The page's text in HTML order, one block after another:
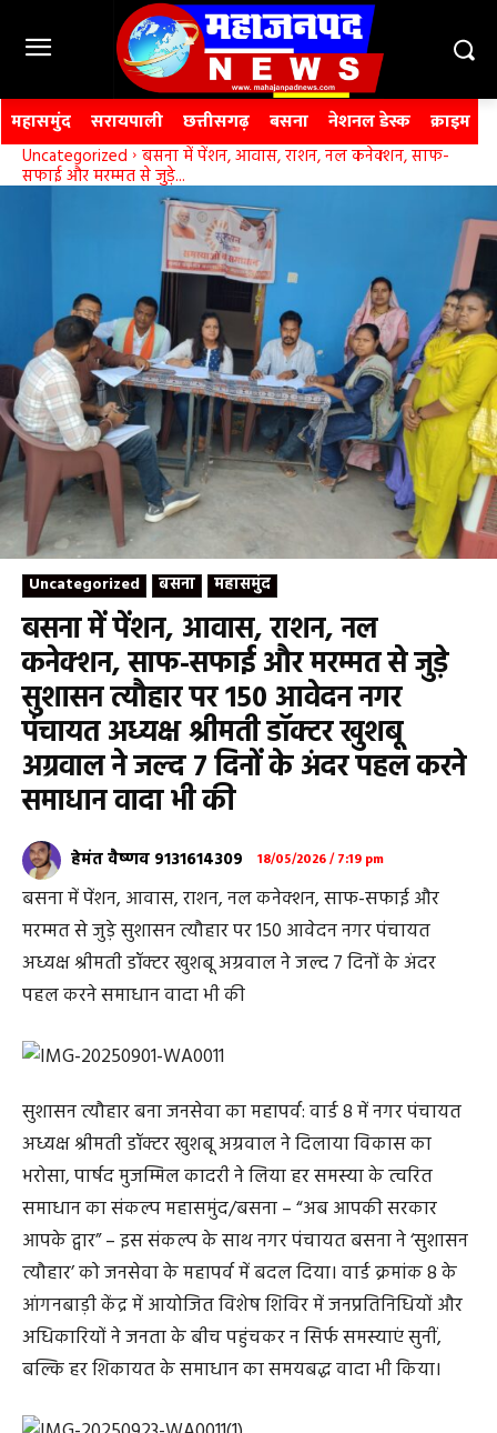
महासमुंद सरायपाली छत्तीसगढ़ बसना नेशनल डेस्क क्राइम
Uncategorized बसना में पेंशन, आवास, राशन, नल कनेक्शन, साफ-
सफाई और मरम्मत से जुड़े...
Uncategorized बसना महासमुंद
बसना में पेंशन, आवास, राशन, नल
कनेक्शन, साफ-सफाई और मरम्मत से जुड़े
सुशासन त्यौहार पर 150 आवेदन नगर
पंचायत अध्यक्ष श्रीमती डॉक्टर खुशबू
अग्रवाल ने जल्द 7 दिनों के अंदर पहल करने
समाधान वादा भी की
हेमंत वैष्णव 9131614309 18/05/2026 / 7:19 pm
बसना में पेंशन, आवास, राशन, नल कनेक्शन, साफ-सफाई और
मरम्मत से जुड़े सुशासन त्यौहार पर 150 आवेदन नगर पंचायत
अध्यक्ष श्रीमती डॉक्टर खुशबू अग्रवाल ने जल्द 7 दिनों के अंदर
पहल करने समाधान वादा भी की
सुशासन त्यौहार बना जनसेवा का महापर्व: वार्ड 8 में नगर पंचायत
अध्यक्ष श्रीमती डॉक्टर खुशबू अग्रवाल ने दिलाया विकास का
भरोसा, पार्षद मुजम्मिल कादरी ने लिया हर समस्या के त्वरित
समाधान का संकल्प महासमुंद/बसना – “अब आपकी सरकार
आपके द्वार” – इस संकल्प के साथ नगर पंचायत बसना ने ‘सुशासन
त्यौहार’ को जनसेवा के महापर्व में बदल दिया। वार्ड क्रमांक 8 के
आंगनबाड़ी केंद्र में आयोजित विशेष शिविर में जनप्रतिनिधियों और
अधिकारियों ने जनता के बीच पहुंचकर न सिर्फ समस्याएं सुनीं,
बल्कि हर शिकायत के समाधान का समयबद्ध वादा भी किया।